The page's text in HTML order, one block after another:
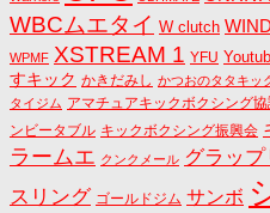
WBCムエタイ W clutch
WPMF XSTREAM 1 YFU
すキック かきだみし かつおのタタキッ
タイジム アマチュアキックボクシング
ンビータブル キックボクシング振興会
ラームエ クンクメール グラッ
スリング ゴールドジム サンボ